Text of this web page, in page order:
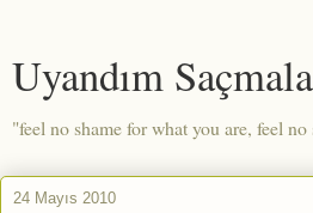
Uyandım
"feel no shame for what you are, feel
24 Mayıs 2010